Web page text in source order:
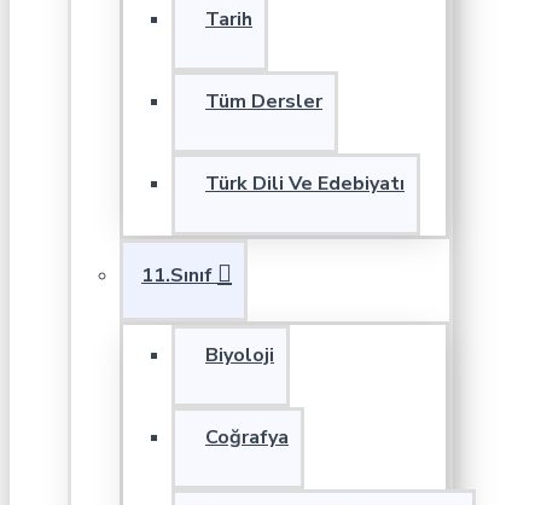
Tarih
Tüm Dersler
Türk Dili Ve Edebiyatı
11.Sınıf
Biyoloji
Coğrafya